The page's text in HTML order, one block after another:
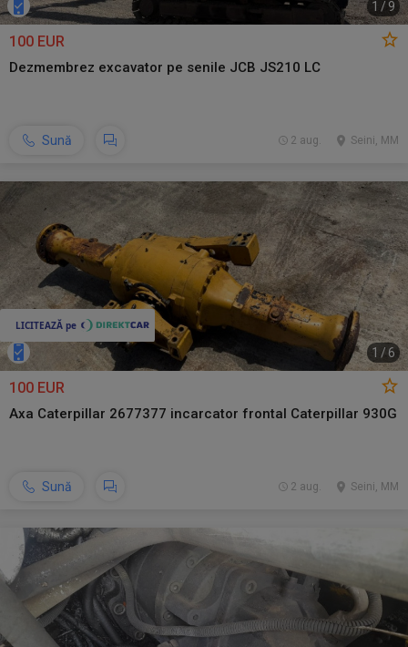
1 / 9
100 EUR
Dezmembrez excavator pe senile JCB JS210 LC
Sună Seini, MM
2 aug.
1 /6
100 EUR
Axa Caterpillar 2677377 incarcator frontal Caterpillar 930G
Sună Seini, MM
2 aug.